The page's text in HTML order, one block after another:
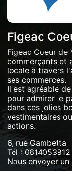
Figeac
Figeac Coeur de
commerçants et
locale à travers
ses commerces.
Il est agréable
pour admirer le
dans ces jolies
vestimentaires
actions.
6, rue Gambetta
Tél : 0614053812
Nous envoyer un